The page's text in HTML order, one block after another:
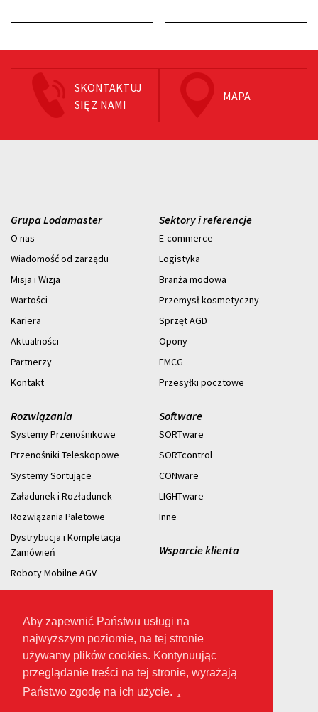
Aby zapewnić Państwu usługi na
najwyższym poziomie, na tej stronie
używamy plików cookies. Kontynuując
przeglądanie treści na tej stronie, wyrażają
Państwo zgodę na ich użycie. .
SKONTAKTUJ
SIĘ Z NAMI
MAPA
Grupa Lodamaster
O nas
Wiadomość od zarządu
Misja i Wizja
Wartości
Kariera
Aktualności
Partnerzy
Kontakt
Sektory i referencje
E-commerce
Logistyka
Branża modowa
Przemysł kosmetyczny
Sprzęt AGD
Opony
FMCG
Przesyłki pocztowe
Rozwiązania
Systemy Przenośnikowe
Przenośniki Teleskopowe
Systemy Sortujące
Załadunek i Rozładunek
Rozwiązania Paletowe
Dystrybucja i Kompletacja
Zamówıeń
Roboty Mobilne AGV
Software
SORTware
SORTcontrol
CONware
LIGHTware
Inne
Wsparcie klienta
2026 © Prawo
Autorskie.